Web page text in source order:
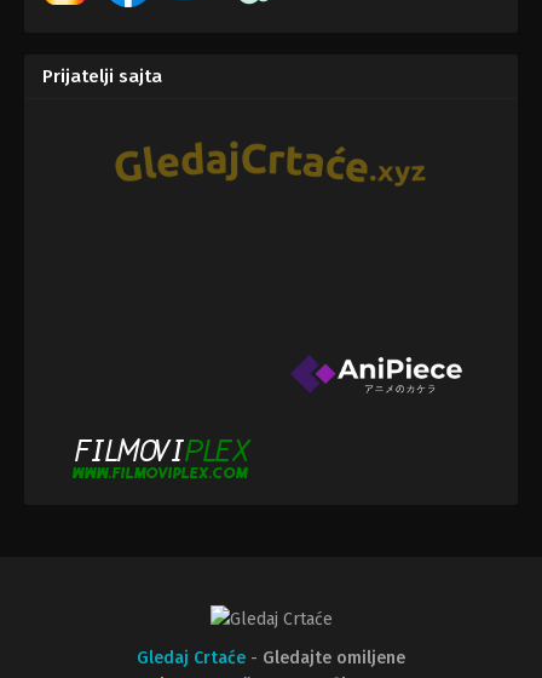
Prijatelji sajta
Gledaj Crtaće - Gledajte omiljene